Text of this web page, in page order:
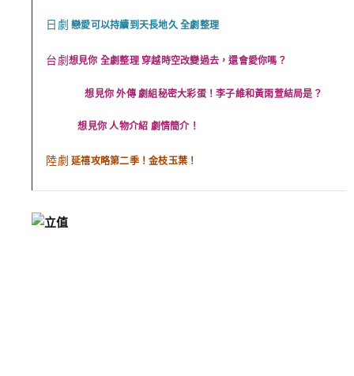
日劇 戀愛可以持續到天長地久 全劇整理
台劇 想見你 全劇整理 穿越時空改變過去，還會愛你嗎？
想見你 外傳 劇組秘密大彩蛋！李子維和黃雨萱結局是？
想見你 人物介紹 劇情簡介！
陸劇 延禧攻略第二季！金枝玉葉！